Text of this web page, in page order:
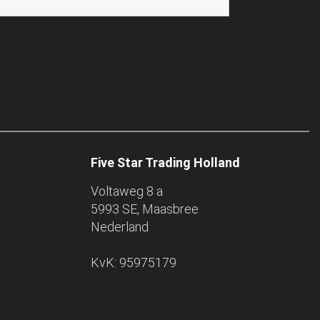
Five Star Trading Holland
Voltaweg 8 a
5993 SE, Maasbree
Nederland
KvK: 95975179